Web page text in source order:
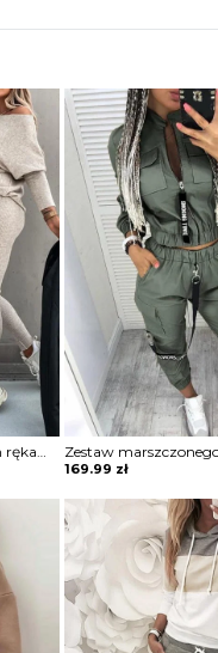
Zestaw ze ściągaczem z długim rękawem i wysokim stanem komplet Merel
169.99 zł